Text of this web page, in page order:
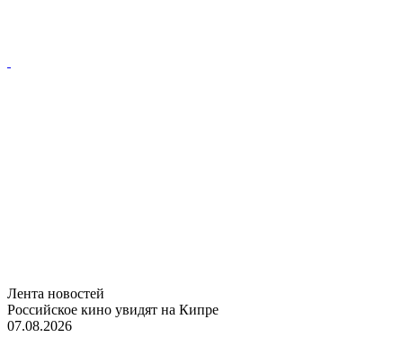
Лента новостей
Российское кино увидят на Кипре
07.08.2026